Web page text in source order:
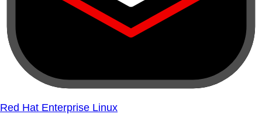
Red Hat Enterprise Linux